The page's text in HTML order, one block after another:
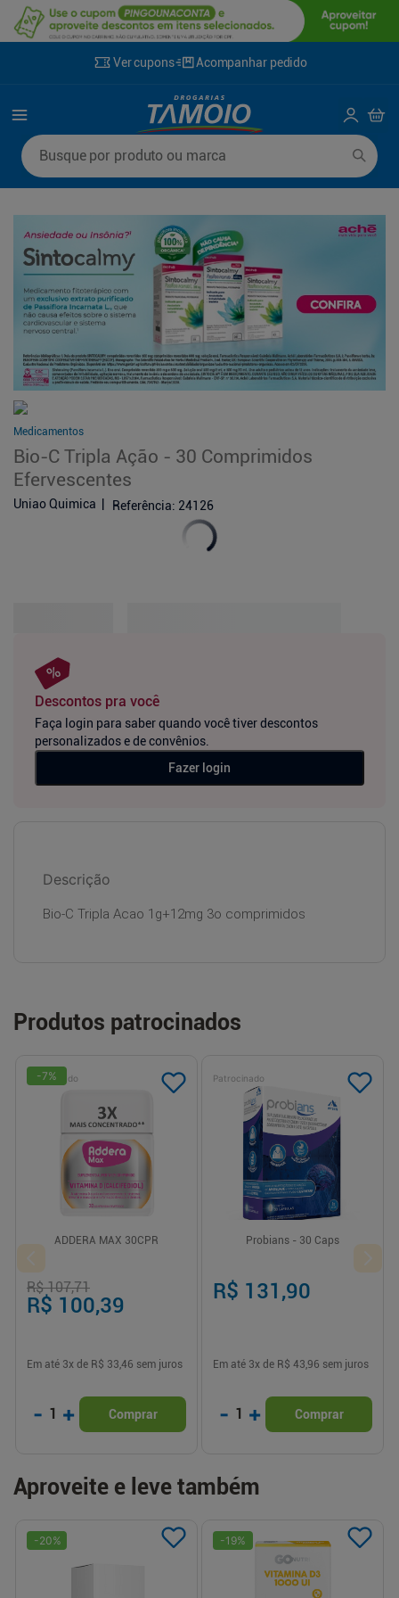
Ver cupons Acompanhar pedido
Busque por produto ou marca
Medicamentos
Bio-C Tripla Ação - 30 Comprimidos
Efervescentes
Uniao Quimica Referência: 24126
Descontos pra você
Faça login para saber quando você tiver descontos
personalizados e de convênios.
Fazer login
Descrição
Bio-C Tripla Acao 1g+12mg 3o comprimidos
Produtos patrocinados
Patrocinado
-7%
ADDERA MAX 30CPR
R$ 107,71
R$ 100,39
Em até 3x de R$ 33,46 sem juros
- 1 + Comprar
Patrocinado
Probians - 30 Caps
R$ 131,90
Em até 3x de R$ 43,96 sem juros
- 1 + Comprar
Aproveite e leve também
-20% -19%
Termos mais buscados
3º
desodorante
4º
sabonete líquido
5º fralda xg
8º
shampoo
9º
fralda xxg
10º mounjaro